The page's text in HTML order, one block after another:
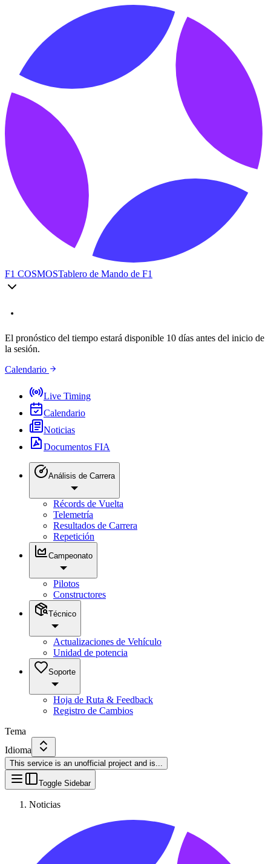
F1 COSMOSTablero de Mando de F1
El pronóstico del tiempo estará disponible 10 días antes del inicio de
la sesión.
Calendario
Live Timing
Calendario
Noticias
Documentos FIA
Análisis de Carrera
Récords de Vuelta
Telemetría
Resultados de Carrera
Repetición
Campeonato
Pilotos
Constructores
Técnico
Actualizaciones de Vehículo
Unidad de potencia
Soporte
Hoja de Ruta & Feedback
Registro de Cambios
Tema
Idioma
This service is an unofficial project and is...
Toggle Sidebar
Noticias